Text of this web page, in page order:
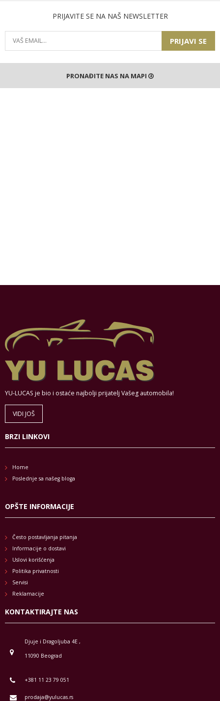
PRIJAVITE SE NA NAŠ NEWSLETTER
PRIJAVI SE
PRONAĐITE NAS NA MAPI
YU-LUCAS je bio i ostaće najbolji prijatelj Vašeg automobila!
VIDI JOŠ
BRZI LINKOVI
Home
Poslednje sa našeg bloga
OPŠTE INFORMACIJE
Često postavljanja pitanja
Informacije o dostavi
Uslovi korišćenja
Politika privatnosti
Servisi
Reklamacije
KONTAKTIRAJTE NAS
Djuje i Dragoljuba 4E ,
11090 Beograd
+381 11 23 79 051
prodaja@yulucas.rs